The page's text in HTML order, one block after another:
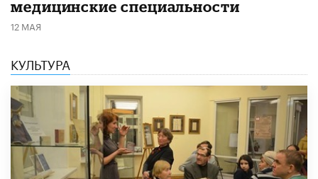
медицинские специальности
12 МАЯ
КУЛЬТУРА